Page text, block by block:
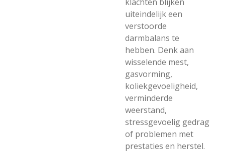
uiteindelijk een
verstoorde
darmbalans te
hebben. Denk aan
wisselende mest,
gasvorming,
koliekgevoeligheid,
verminderde
weerstand,
stressgevoelig gedrag
of problemen met
prestaties en herstel.